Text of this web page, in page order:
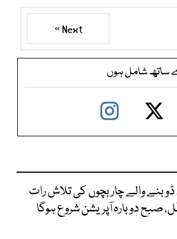
Next »
ساتھ شامل ہوں
ڈوبنے والے چار بچوں کی تلاش رات
صبح دوبارہ آپریشن شروع ہوگا